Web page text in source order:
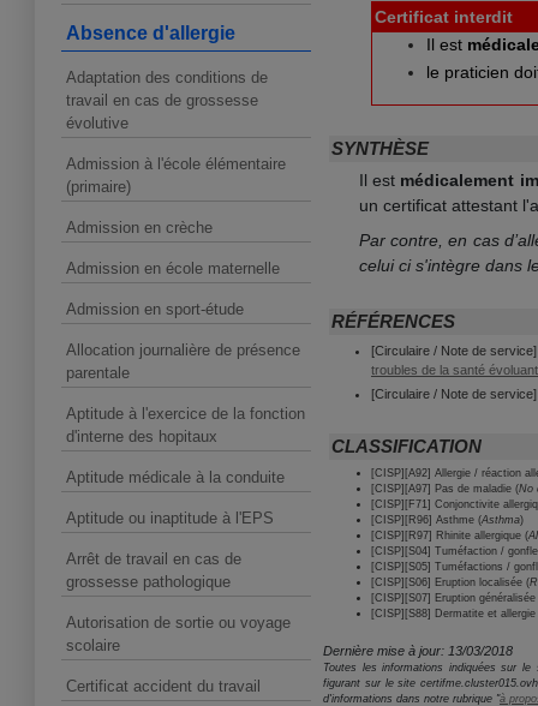
Absence d'allergie
Adaptation des conditions de
travail en cas de grossesse
évolutive
Admission à l'école élémentaire
(primaire)
Admission en crèche
Admission en école maternelle
Admission en sport-étude
Allocation journalière de présence
parentale
Aptitude à l'exercice de la fonction
d'interne des hopitaux
Aptitude médicale à la conduite
Aptitude ou inaptitude à l'EPS
Arrêt de travail en cas de
grossesse pathologique
Autorisation de sortie ou voyage
scolaire
Certificat accident du travail
Certificat interdit
Il est
le praticien
SYNTHÈSE
Il est médicalement
un certificat attestant
Par contre, en cas
celui ci s'intègre dans
RÉFÉRENCES
[Circulaire / Note de
troubles de la santé
[Circulaire / Note de
CLASSIFICATION
[CISP][A92] Allergie / réaction
[CISP][A97] Pas de maladie (No
[CISP][F71] Conjonctivite
[CISP][R96] Asthme (Asthma)
[CISP][R97] Rhinite allergique (
[CISP][S04] Tuméfaction /
[CISP][S05] Tuméfactions /
[CISP][S06] Eruption localisée (
[CISP][S07] Eruption généralisée
[CISP][S88] Dermatite et
Dernière mise à jour: 13/03/2018
Toutes les informations indiquées sur
figurant sur le site
d'informations dans notre rubrique "à